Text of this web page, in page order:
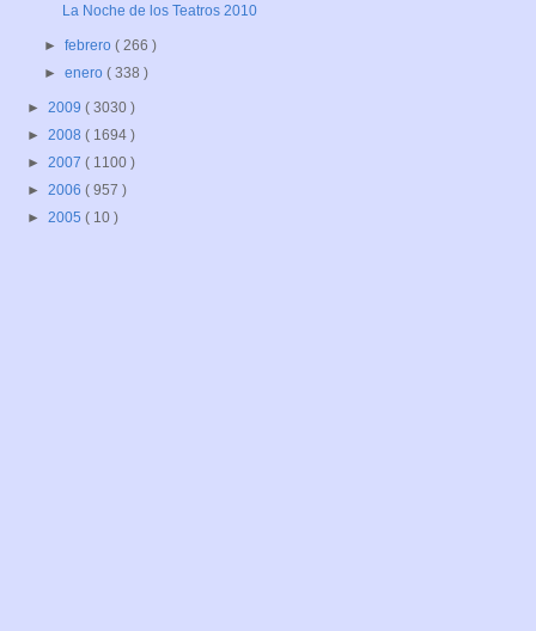
La Noche de los Teatros 2010
►febrero( 266 )
►enero( 338 )
► 2009 ( 3030 )
► 2008 ( 1694 )
► 2007 ( 1100 )
► 2006 ( 957 )
► 2005 ( 10 )